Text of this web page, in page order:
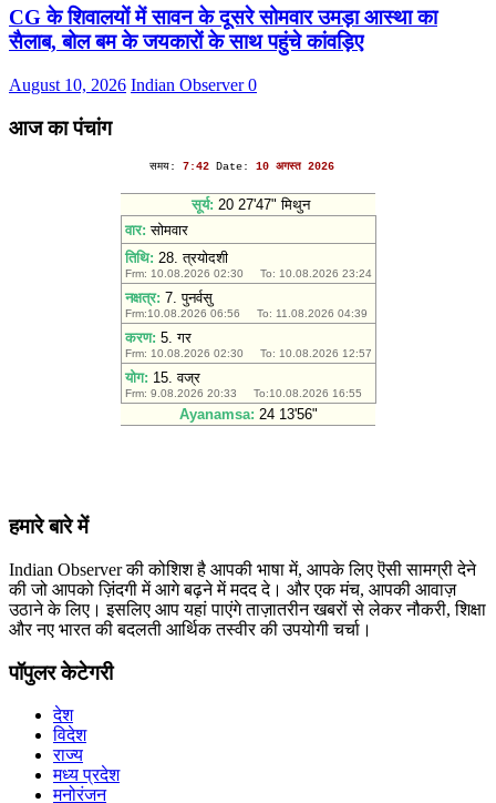
CG के शिवालयों में सावन के दूसरे सोमवार उमड़ा आस्था का
सैलाब, बोल बम के जयकारों के साथ पहुंचे कांवड़िए
August 10, 2026 Indian Observer0
आज का पंचांग
हमारे बारे में
Indian Observer की कोशिश है आपकी भाषा में, आपके लिए ऎसी सामग्री देने
की जो आपको ज़िंदगी में आगे बढ़ने में मदद दे। और एक मंच, आपकी आवाज़
उठाने के लिए। इसलिए आप यहां पाएंगे ताज़ातरीन खबरों से लेकर नौकरी, शिक्षा
और नए भारत की बदलती आर्थिक तस्वीर की उपयोगी चर्चा।
पॉपुलर केटेगरी
देश
विदेश
राज्य
मध्य प्रदेश
मनोरंजन